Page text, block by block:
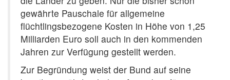
gewährte Pauschale für allgemeine
flüchtlingsbezogene Kosten in Höhe von 1,25
Milliarden Euro soll auch in den kommenden
Jahren zur Verfügung gestellt werden.
Zur Begründung weist der Bund auf seine